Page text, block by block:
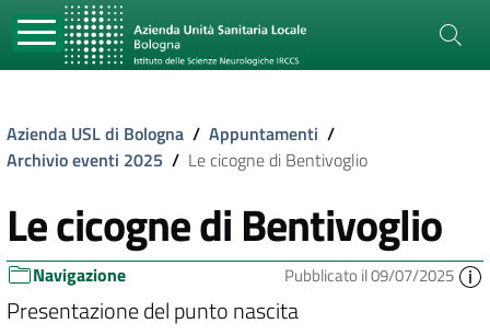
Azienda USL di Bologna / Appuntamenti /
Archivio eventi 2025 / Le cicogne di Bentivoglio
Le cicogne di Bentivoglio
Navigazione Pubblicato il 09/07/2025
Presentazione del punto nascita